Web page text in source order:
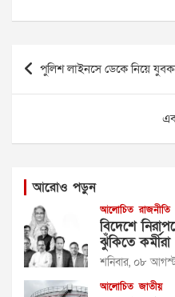
Post
navigation
পুলিশ লাইনসে ডেকে নিয়ে
আরোও পড়ুন
আলোচিত রাজনীতি
বিদেশে
ঝুঁকিতে কর্মীরা
শনিবার, ০৮
আলোচিত জাতীয়